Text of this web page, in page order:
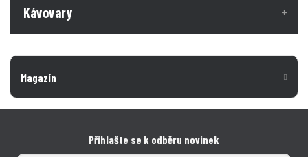
Kávovary
Magazín
Přihlašte se k odběru novinek